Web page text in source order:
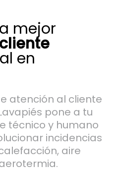
mejor
en
atención al cliente
pone a tu
técnico y humano
incidencias
aire